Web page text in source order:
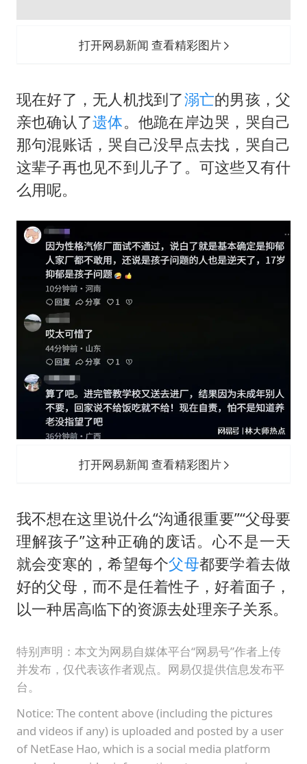
打开网易新闻 查看精彩图片
现在好了，无人机找到了溺亡的男孩，父
亲也确认了遗体。他跪在岸边哭，哭自己
那句混账话，哭自己没早点去找，哭自己
这辈子再也见不到儿子了。可这些又有什
么用呢。
打开网易新闻 查看精彩图片
我不想在这里说什么“沟通很重要”“父母要
理解孩子”这种正确的废话。心不是一天
就会变寒的，希望每个父母都要学着去做
好的父母，而不是任着性子，好着面子，
以一种居高临下的资源去处理亲子关系。
特别声明：本文为网易自媒体平台“网易号”作者上传
并发布，仅代表该作者观点。网易仅提供信息发布平
台。
Notice: The content above (including the pictures
and videos if any) is uploaded and posted by a user
of NetEase Hao, which is a social media platform